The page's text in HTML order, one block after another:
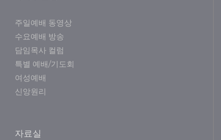
주일예배 동영상
수요예배 방송
담임목사 컬럼
특별 예배/기도회
여성예배
신앙원리
자료실